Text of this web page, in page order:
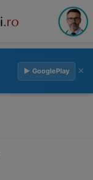
▶ GooglePlay ×